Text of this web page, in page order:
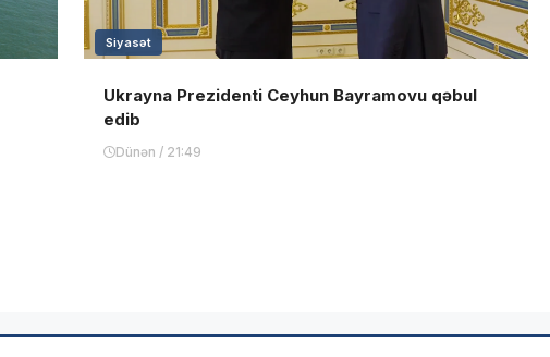
Siyasət
Ukrayna Prezidenti Ceyhun Bayramovu qəbul
edib
Dünən / 21:49